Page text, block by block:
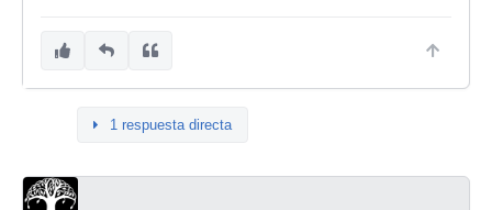
1 respuesta directa